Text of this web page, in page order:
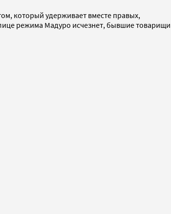
который удерживает вместе правых,
режима Мадуро исчезнет, бывшие товарищи